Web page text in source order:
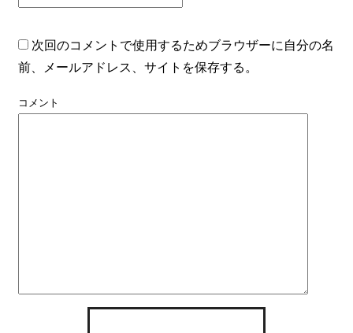
次回のコメントで使用するためブラウザーに自分の名
前、メールアドレス、サイトを保存する。
コメント